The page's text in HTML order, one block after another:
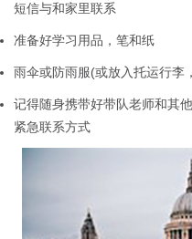
短信与和家里联系
准备好学习用品，笔和纸
雨伞或防雨服(或放入托运行李
记得随身携带好带队老师和其
紧急联系方式